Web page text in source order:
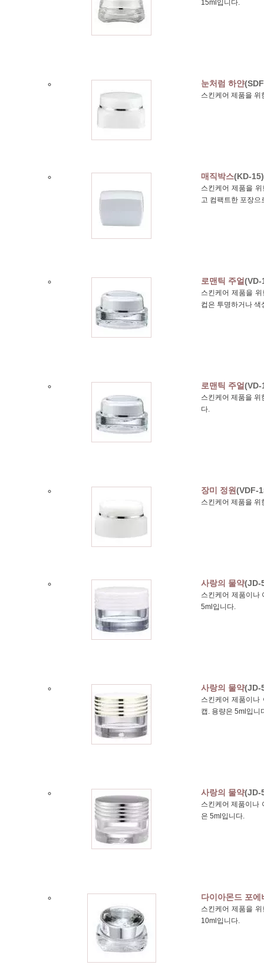
15ml입니다.
눈처럼 하얀
스킨케어 제품을
매직박스(KD-15)
스킨케어 제품을
고 컴팩트한 포장으
로맨틱 주얼(VD-
스킨케어 제품을
컵은 투명하거나 색
로맨틱 주얼(VD-
스킨케어 제품을
다.
장미 정원(VDF-
스킨케어 제품을
사랑의 물약(JD-
스킨케어 제품이나
5ml입니다.
사랑의 물약(JD-
스킨케어 제품이
캡. 용량은 5ml입니
사랑의 물약(JD-
스킨케어 제품이나
은 5ml입니다.
다이아몬드 포에
스킨케어 제품을
10ml입니다.